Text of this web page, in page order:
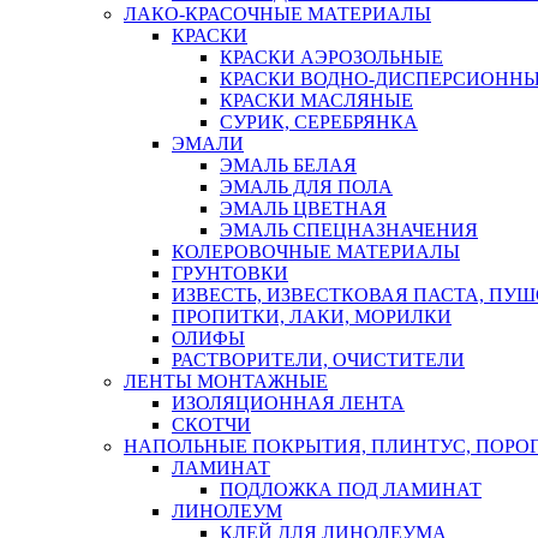
ЛАКО-КРАСОЧНЫЕ МАТЕРИАЛЫ
КРАСКИ
КРАСКИ АЭРОЗОЛЬНЫЕ
КРАСКИ ВОДНО-
КРАСКИ МАСЛЯНЫЕ
СУРИК, СЕРЕБРЯНКА
ЭМАЛИ
ЭМАЛЬ БЕЛАЯ
ЭМАЛЬ ДЛЯ ПОЛА
ЭМАЛЬ ЦВЕТНАЯ
ЭМАЛЬ СПЕЦНАЗНАЧЕНИЯ
КОЛЕРОВОЧНЫЕ МАТЕРИАЛЫ
ГРУНТОВКИ
ИЗВЕСТЬ, ИЗВЕСТКОВАЯ ПАСТА,
ПРОПИТКИ, ЛАКИ, МОРИЛКИ
ОЛИФЫ
РАСТВОРИТЕЛИ, ОЧИСТИТЕЛИ
ЛЕНТЫ МОНТАЖНЫЕ
ИЗОЛЯЦИОННАЯ ЛЕНТА
СКОТЧИ
НАПОЛЬНЫЕ ПОКРЫТИЯ, ПЛИНТУС,
ЛАМИНАТ
ПОДЛОЖКА ПОД ЛАМИНАТ
ЛИНОЛЕУМ
КЛЕЙ ДЛЯ ЛИНОЛЕУМА